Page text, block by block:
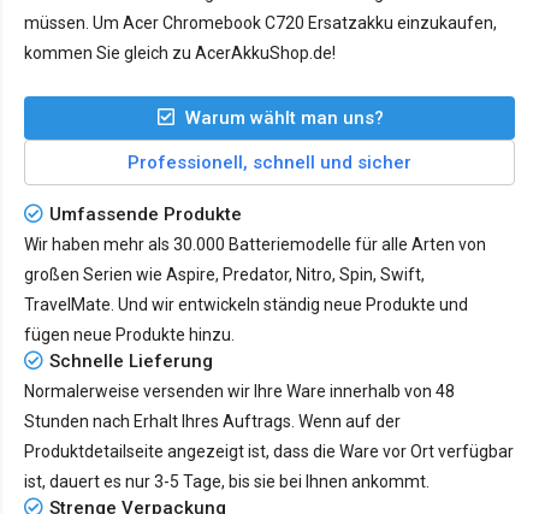
müssen. Um Acer Chromebook C720 Ersatzakku einzukaufen,
kommen Sie gleich zu AcerAkkuShop.de!
Warum wählt man uns?
Professionell, schnell und sicher
Umfassende Produkte
Wir haben mehr als 30.000 Batteriemodelle für alle Arten von
großen Serien wie Aspire, Predator, Nitro, Spin, Swift,
TravelMate. Und wir entwickeln ständig neue Produkte und
fügen neue Produkte hinzu.
Schnelle Lieferung
Normalerweise versenden wir Ihre Ware innerhalb von 48
Stunden nach Erhalt Ihres Auftrags. Wenn auf der
Produktdetailseite angezeigt ist, dass die Ware vor Ort verfügbar
ist, dauert es nur3-5 Tage, bis sie bei Ihnen ankommt.
Strenge Verpackung